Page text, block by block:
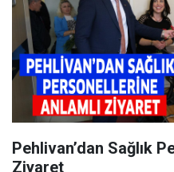
Pehlivan’dan Sağlık
Ziyaret